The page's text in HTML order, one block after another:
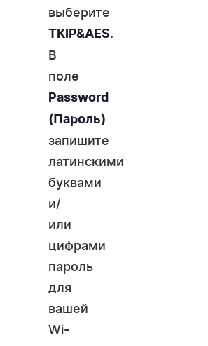
выберите
TKIP&AES.
В
поле
Password
(Пароль)
запишите
латинскими
буквами
и/
или
цифрами
пароль
для
вашей
Wi-